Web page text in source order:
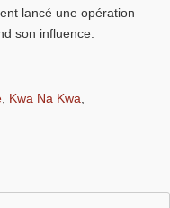
lancé une opération
son influence.
, Kwa Na Kwa,